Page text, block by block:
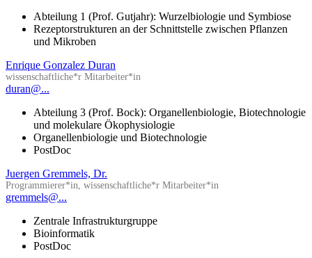
Abteilung 1 (Prof. Gutjahr): Wurzelbiologie und Symbiose
Rezeptorstrukturen an der Schnittstelle zwischen Pflanzen
und Mikroben
Enrique Gonzalez Duran
wissenschaftliche*r Mitarbeiter*in
duran@...
Abteilung 3 (Prof. Bock): Organellenbiologie, Biotechnologie
und molekulare Ökophysiologie
Organellenbiologie und Biotechnologie
PostDoc
Juergen Gremmels, Dr.
Programmierer*in, wissenschaftliche*r Mitarbeiter*in
gremmels@...
Zentrale Infrastrukturgruppe
Bioinformatik
PostDoc